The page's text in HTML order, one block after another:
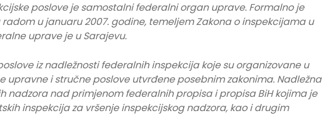
poslove je samostalni federalni organ uprave. Formalno je
u januaru 2007. godine, temeljem Zakona o inspekcijama u
uprave je u Sarajevu.
iz nadležnosti federalnih inspekcija koje su organizovane u
upravne i stručne poslove utvrđene posebnim zakonima. Nadležna
nadzora nad primjenom federalnih propisa i propisa BiH kojima je
inspekcija za vršenje inspekcijskog nadzora, kao i drugim